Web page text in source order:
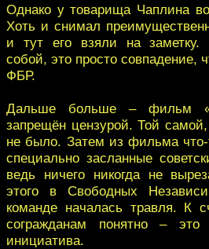
Однако у товарища Чаплина
Хоть и снимал
и тут его взяли на
собой, это просто совпадение,
ФБР.
Дальше больше – фильм
запрещён цензурой. Той
не было. Затем из фильма
специально засланные
ведь ничего никогда не
этого в Свободных
команде началась травля. К
согражданам понятно –
инициатива.